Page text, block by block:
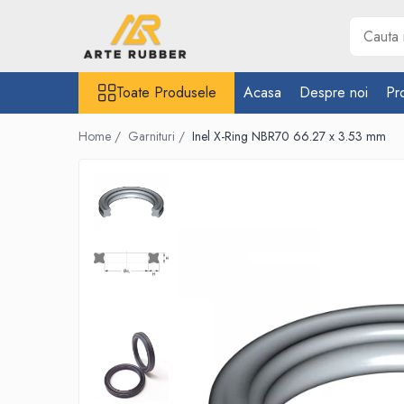
Toate Produsele
Profile din cauciuc
Cauciuc NBR (rezistent la uleiuri)
Cauciuc Viton (FKM/FPM)
Cauciuc silicon spongios
Garnituri din cauciuc cu metal
Toate Produsele Acasa Despre noi
Home / Garnituri / Inel X-Ring NBR70 66.27 x 3.53 mm